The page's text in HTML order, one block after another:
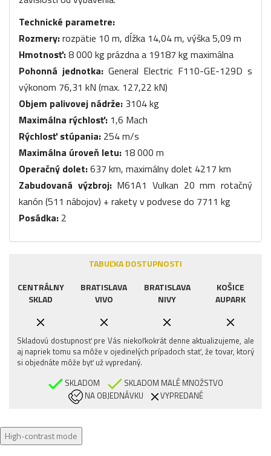
Technické parametre:
Rozmery:rozpätie 10 m, dĺžka 14,04 m, výška 5,09 m
Hmotnosť:8 000 kg prázdna a 19187 kg maximálna
Pohonná jednotka: General Electric F110-GE-129D s
výkonom 76,31 kN (max. 127,22 kN)
Objem palivovej nádrže: 3104 kg
Maximálna rýchlosť: 1,6 Mach
Rýchlosť stúpania: 254 m/s
Maximálna úroveň letu: 18 000 m
Operačný dolet:637 km, maximálny dolet 4217 km
Zabudovaná výzbroj: M61A1 Vulkan 20 mm rotačný
kanón (511 nábojov) + rakety v podvese do 7711 kg
Posádka: 2
TABUĽKA DOSTUPNOSTI
CENTRÁLNY
SKLAD
BRATISLAVA
VIVO
BRATISLAVA
NIVY
KOŠICE
AUPARK
Skladovú dostupnosť pre Vás niekoľkokrát denne aktualizujeme, ale
aj napriek tomu sa môže v ojedinelých prípadoch stať, že tovar, ktorý
si objednáte môže byť už vypredaný.
SKLADOM
SKLADOM MALÉ MNOŽSTVO
NA OBJEDNÁVKU
VYPREDANÉ
High-contrast mode